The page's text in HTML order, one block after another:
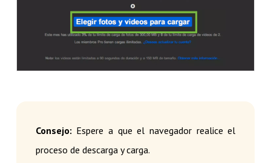
Consejo: Espere a que el navegador realice el
proceso de descarga y carga.